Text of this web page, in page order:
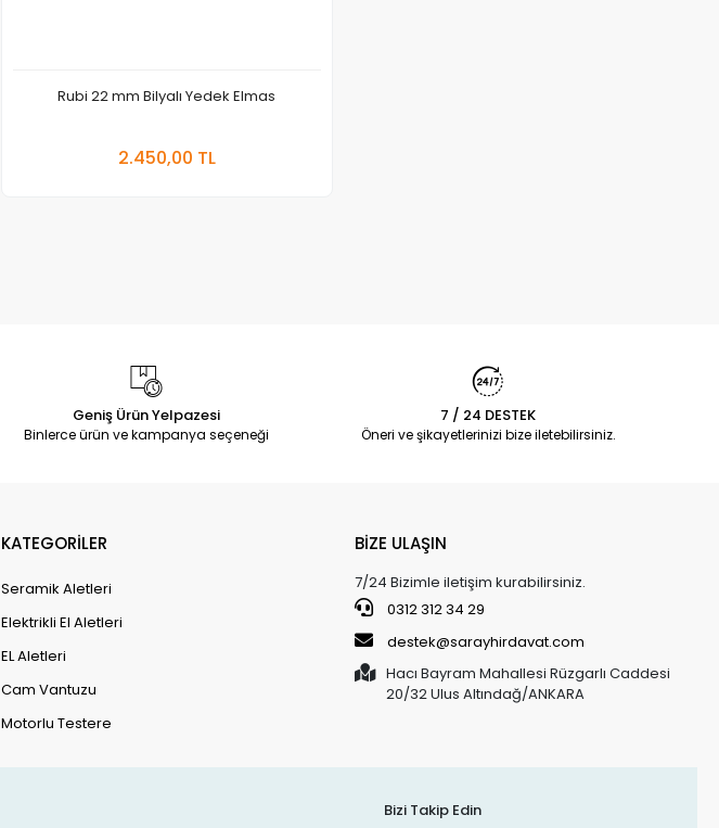
Rubi 22 mm Bilyalı Yedek Elmas
2.450,00 TL
Geniş Ürün Yelpazesi
Binlerce ürün ve kampanya seçeneği
7 / 24 DESTEK
Öneri ve şikayetlerinizi bize iletebilirsiniz.
KATEGORİLER
Seramik Aletleri
Elektrikli El Aletleri
EL Aletleri
Cam Vantuzu
Motorlu Testere
BİZE ULAŞIN
7/24 Bizimle iletişim kurabilirsiniz.
0312 312 34 29
destek@sarayhirdavat.com
Hacı Bayram Mahallesi Rüzgarlı Caddesi
20/32 Ulus Altındağ/ANKARA
Bizi Takip Edin